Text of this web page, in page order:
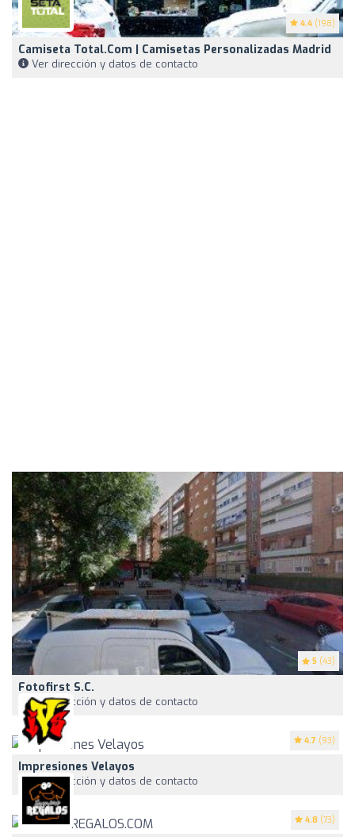
4.4 (198)
Camiseta Total.com | Camisetas Personalizadas Madrid
Ver dirección y datos de contacto
5 (43)
Fotofirst S.C.
Ver dirección y datos de contacto
4.7 (93)
Impresiones Velayos
Ver dirección y datos de contacto
4.8 (73)